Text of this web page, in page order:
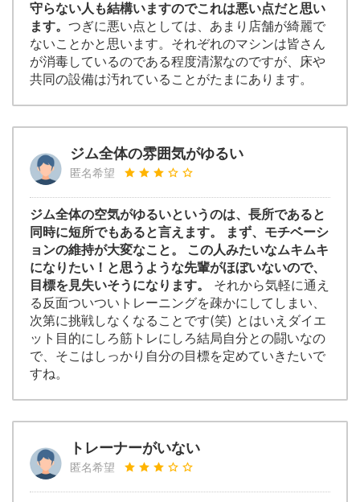
守らない人も結構いますのでこれは悪い点だと思い
ます。 つぎに悪い点としては、あまり店舗が綺麗で
ないことかと思います。それぞれのマシンは皆さん
が消毒しているのである程度清潔なのですが、床や
共同の設備は汚れていることがたまにあります。
ジム全体の雰囲気がゆるい
匿名希望
ジム全体の空気がゆるいというのは、長所であると
同時に短所でもあると言えます。 まず、モチベーシ
ョンの維持が大変なこと。 この人みたいなムキムキ
になりたい！と思うような先輩がほぼいないので、
目標を見失いそうになります。
それから気軽に通え
る反面ついついトレーニングを疎かにしてしまい、
次第に挑戦しなくなることです(笑) とはいえダイエ
ット目的にしろ筋トレにしろ結局自分との闘いなの
で、そこはしっかり自分の目標を定めていきたいで
すね。
トレーナーがいない
匿名希望